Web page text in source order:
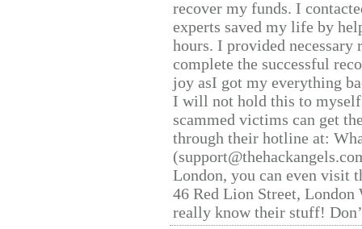
recover my funds. I
experts saved my life by
hours. I provided
complete the successful
joy asI got my everything
I will not hold this to
scammed victims can get
through their hotline at:
London, you can even visit
46 Red Lion Street, London
really know their stuff!